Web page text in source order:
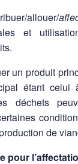
allouer/
et
un produit
étant
déchets
de
pour